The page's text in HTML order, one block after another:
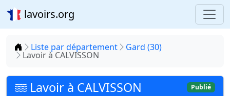
lavoirs.org
Accueil
Liste par département Gard (30)
Lavoir à CALVISSON
Lavoir à CALVISSON Publié